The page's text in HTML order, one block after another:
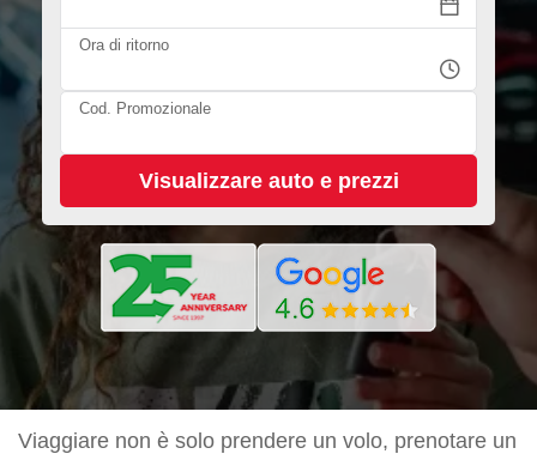
Ora di ritorno
Cod. Promozionale
Viaggiare non è solo prendere un volo, prenotare un